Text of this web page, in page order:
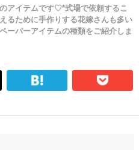
アイテムです♡*式場で依頼するこ
るために手作りする花嫁さんも多い
ーパーアイテムの種類をご紹介しま